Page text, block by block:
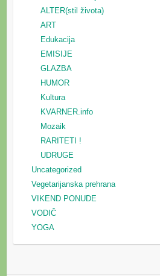
ALTER(stil života)
ART
Edukacija
EMISIJE
GLAZBA
HUMOR
Kultura
KVARNER.info
Mozaik
RARITETI !
UDRUGE
Uncategorized
Vegetarijanska prehrana
VIKEND PONUDE
VODIČ
YOGA